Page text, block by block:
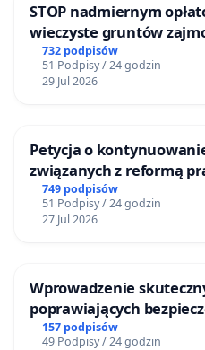
STOP nadmiernym
wieczyste gruntów
ogrody działkowe.
732 podpisów
51 Podpisy / 24 godzin
29 Jul 2026
Petycja o
związanych z reformą
749 podpisów
51 Podpisy / 24 godzin
27 Jul 2026
Wprowadzenie
poprawiających
Żeromskiego w Otwocku
157 podpisów
49 Podpisy / 24 godzin